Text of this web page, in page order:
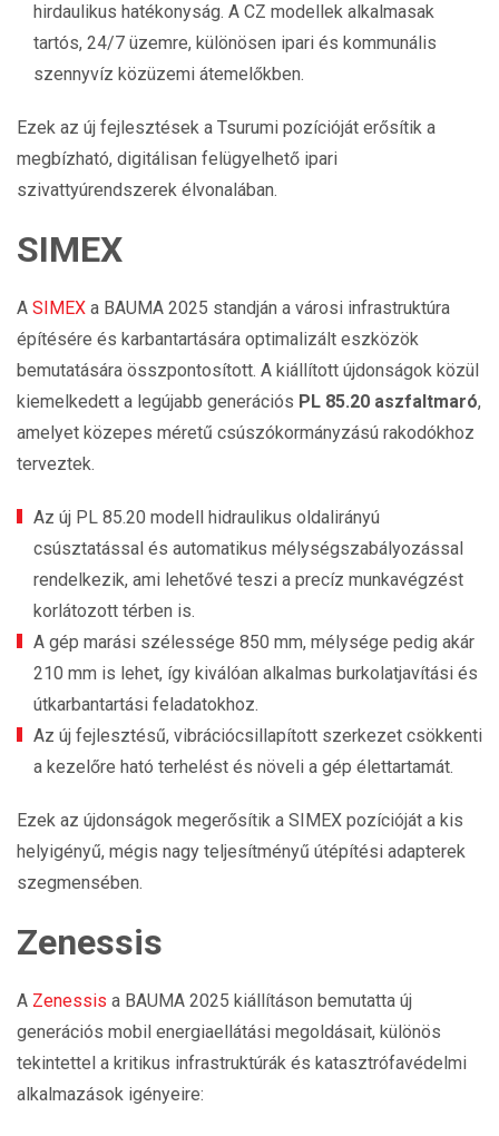
hirdaulikus hatékonyság. A CZ modellek alkalmasak
tartós, 24/7 üzemre, különösen ipari és kommunális
szennyvíz közüzemi átemelőkben.
Ezek az új fejlesztések a Tsurumi pozícióját erősítik a
megbízható, digitálisan felügyelhető ipari
szivattyúrendszerek élvonalában.
SIMEX
A SIMEX a BAUMA 2025 standján a városi infrastruktúra
építésére és karbantartására optimalizált eszközök
bemutatására összpontosított. A kiállított újdonságok közül
kiemelkedett a legújabb generációs PL 85.20 aszfaltmaró,
amelyet közepes méretű csúszókormányzású rakodókhoz
terveztek.
Az új PL 85.20 modell hidraulikus oldalirányú
csúsztatással és automatikus mélységszabályozással
rendelkezik, ami lehetővé teszi a precíz munkavégzést
korlátozott térben is.
A gép marási szélessége 850 mm, mélysége pedig akár
210 mm is lehet, így kiválóan alkalmas burkolatjavítási és
útkarbantartási feladatokhoz.
Az új fejlesztésű, vibrációcsillapított szerkezet csökkenti
a kezelőre ható terhelést és növeli a gép élettartamát.
Ezek az újdonságok megerősítik a SIMEX pozícióját a kis
helyigényű, mégis nagy teljesítményű útépítési adapterek
szegmensében.
Zenessis
A Zenessis a BAUMA 2025 kiállításon bemutatta új
generációs mobil energiaellátási megoldásait, különös
tekintettel a kritikus infrastruktúrák és katasztrófavédelmi
alkalmazások igényeire: